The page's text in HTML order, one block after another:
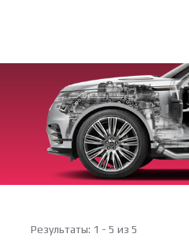
Результаты: 1 - 5 из 5